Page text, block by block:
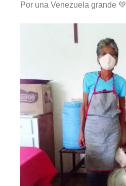
Por una Venezuela grande 💚